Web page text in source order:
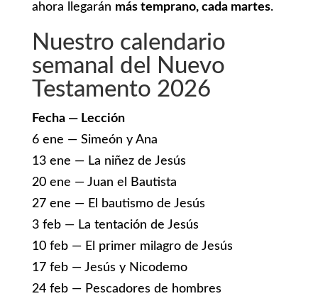
ahora llegarán más temprano, cada martes.
Nuestro calendario
semanal del Nuevo
Testamento 2026
Fecha — Lección
6 ene — Simeón y Ana
13 ene — La niñez de Jesús
20 ene — Juan el Bautista
27 ene — El bautismo de Jesús
3 feb — La tentación de Jesús
10 feb — El primer milagro de Jesús
17 feb — Jesús y Nicodemo
24 feb — Pescadores de hombres